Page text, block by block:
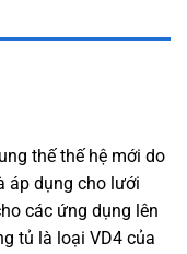
thế thế hệ mới do
áp dụng cho lưới
các ứng dụng lên
tủ là loại VD4 của